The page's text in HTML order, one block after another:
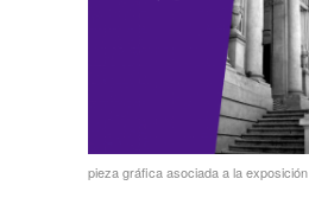
pieza gráfica asociada a la exposición